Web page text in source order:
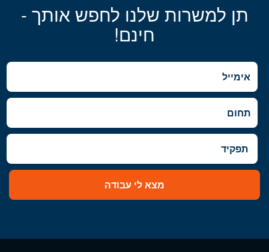
תן למשרות שלנו לחפש אותך -
חינם!
מצא לי עבודה